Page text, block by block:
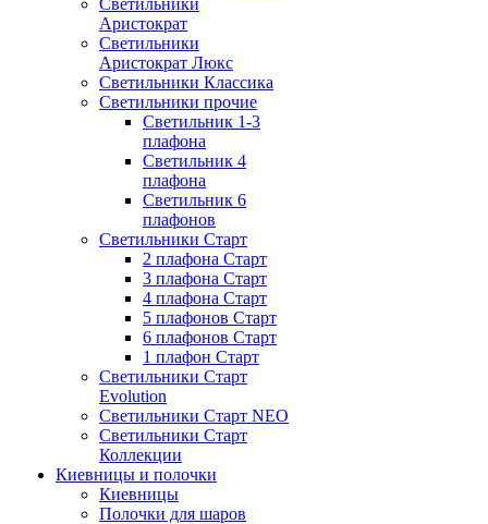
Светильники
Аристократ
Светильники
Аристократ Люкс
Светильники Классика
Светильники прочие
Светильник 1-3
плафона
Светильник 4
плафона
Светильник 6
плафонов
Светильники Старт
2 плафона Старт
3 плафона Старт
4 плафона Старт
5 плафонов Старт
6 плафонов Старт
1 плафон Старт
Светильники Старт
Evolution
Светильники Старт NEO
Светильники Старт
Коллекции
Киевницы и полочки
Киевницы
Полочки для шаров